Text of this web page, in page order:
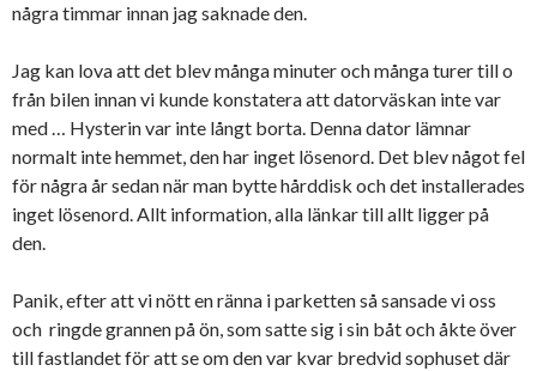
några timmar innan jag saknade den.
Jag kan lova att det blev många minuter och många turer till o
från bilen innan vi kunde konstatera att datorväskan inte var
med … Hysterin var inte långt borta. Denna dator lämnar
normalt inte hemmet, den har inget lösenord. Det blev något fel
för några år sedan när man bytte hårddisk och det installerades
inget lösenord. Allt information, alla länkar till allt ligger på
den.
Panik, efter att vi nött en ränna i parketten så sansade vi oss
och ringde grannen på ön, som satte sig i sin båt och åkte över
till fastlandet för att se om den var kvar bredvid sophuset där